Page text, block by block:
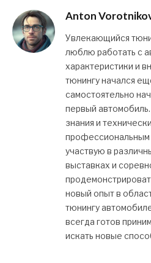
Anton
Увлекающийся
люблю работать с
характеристики и
тюнингу начался
самостоятельно
первый
знания и
участвую в
выставках и
новый опыт в
тюнингу
всегда готов
искать новые